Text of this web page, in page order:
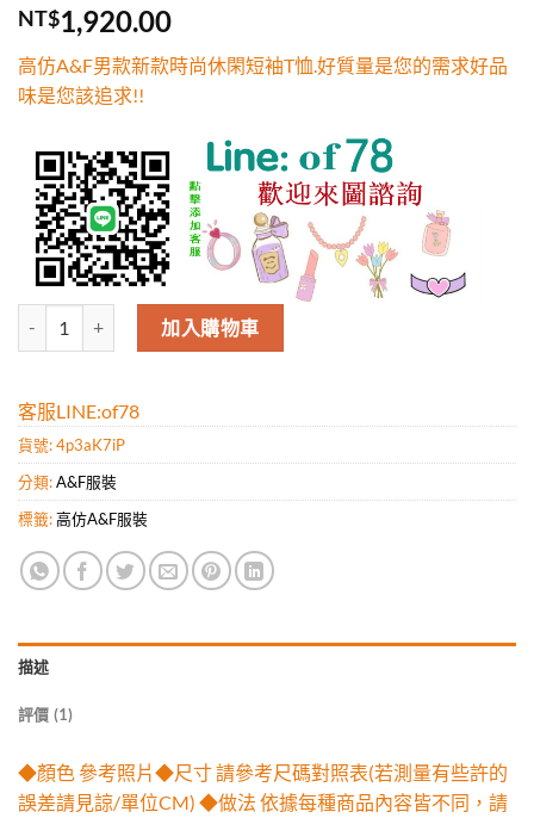
評分5.00/
5，已有
1
位
分
NT$1,920.00
高仿A&F男款新款時尚休閑短袖T恤.好質量是您的需求好品
味是您該追求!!
高仿A&F男款新款時尚休閑短袖T恤.好質量是您的需求好品味是您該
加入購物車
客服LINE:of78
貨號:4p3aK7iP
分類:A&F服裝
標籤:高仿A&F服裝
描述
評價 (1)
◆顏色 參考照片◆尺寸 請參考尺碼對照表(若測量有些許的
誤差請見諒/單位CM) ◆做法 依據每種商品內容皆不同，請